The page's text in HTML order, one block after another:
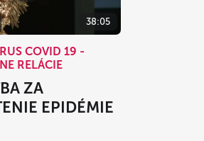
38:05
COVID 19 -
RELÁCIE
ZA
EPIDÉMIE